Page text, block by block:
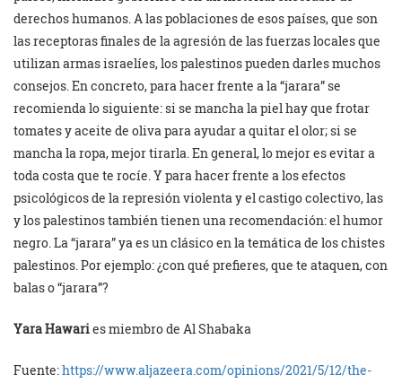
derechos humanos. A las poblaciones de esos países, que son
las receptoras finales de la agresión de las fuerzas locales que
utilizan armas israelíes, los palestinos pueden darles muchos
consejos. En concreto, para hacer frente a la “jarara” se
recomienda lo siguiente: si se mancha la piel hay que frotar
tomates y aceite de oliva para ayudar a quitar el olor; si se
mancha la ropa, mejor tirarla. En general, lo mejor es evitar a
toda costa que te rocíe. Y para hacer frente a los efectos
psicológicos de la represión violenta y el castigo colectivo, las
y los palestinos también tienen una recomendación: el humor
negro. La “jarara” ya es un clásico en la temática de los chistes
palestinos. Por ejemplo: ¿con qué prefieres, que te ataquen, con
balas o “jarara”?
Yara Hawaries miembro de Al Shabaka
Fuente:https://www.aljazeera.com/opinions/2021/5/12/the-